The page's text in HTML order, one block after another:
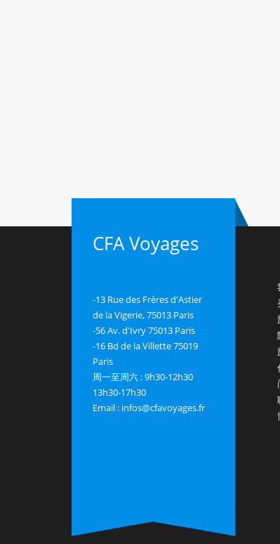
CFA Voyages
-13 Rue des Frères d'Astier
de la Vigerie, 75013 Paris
-56 Av. d'Ivry 75013 Paris
-16 Bd de la Villette 75019
Paris
周一至周六 : 9h30-12h30
13h30-17h30
Email : infos@cfavoyages.fr